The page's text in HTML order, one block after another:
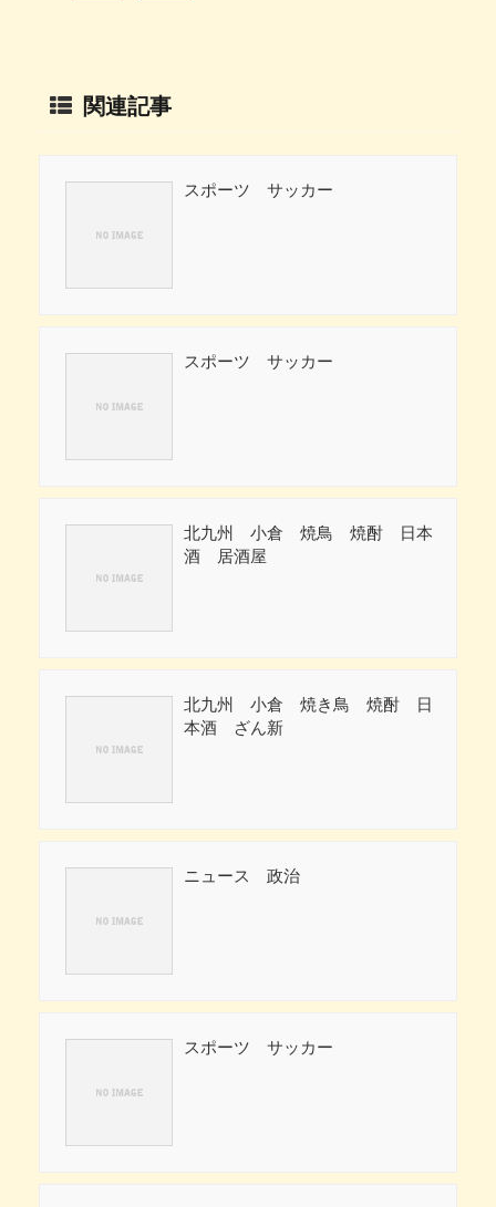
関連記事
スポーツ サッカー
スポーツ サッカー
北九州 小倉 焼鳥 焼酎 日本
酒 居酒屋
北九州 小倉 焼き鳥 焼酎 日
本酒 ざん新
ニュース 政治
スポーツ サッカー